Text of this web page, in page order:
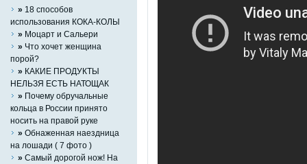
» 18 способов
использования КОКА-КОЛЫ
» Моцарт и Сальери
» Что хочет женщина
порой?
» КАКИЕ ПРОДУКТЫ
НЕЛЬЗЯ ЕСТЬ НАТОЩАК
» Почему обручальные
кольца в России принято
носить на правой руке
» Обнаженная наездница
на лошади ( 7 фото )
» Самый дорогой нож! На